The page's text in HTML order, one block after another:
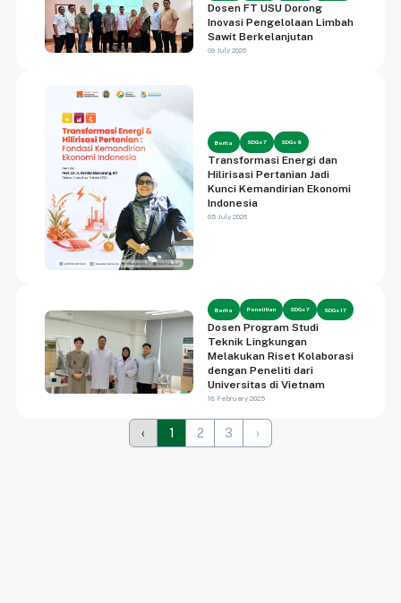
Dosen FT USU Dorong
Inovasi Pengelolaan Limbah
Sawit Berkelanjutan
09 July 2026
Berita SDGs 7 SDGs 9
Transformasi Energi dan
Hilirisasi Pertanian Jadi
Kunci Kemandirian Ekonomi
Indonesia
05 July 2026
Berita Penelitian SDGs 7 SDGs 17
Dosen Program Studi
Teknik Lingkungan
Melakukan Riset Kolaborasi
dengan Peneliti dari
Universitas di Vietnam
18 February 2025
‹ 1 2 3 ›